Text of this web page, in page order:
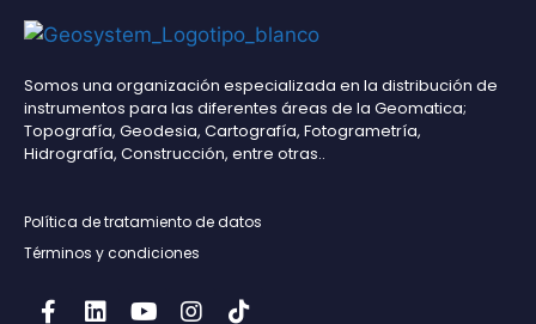
Somos una organización especializada en la distribución de
instrumentos para las diferentes áreas de la Geomatica;
Topografía, Geodesia, Cartografía, Fotogrametría,
Hidrografía, Construcción, entre otras..
Política de tratamiento de datos
Términos y condiciones